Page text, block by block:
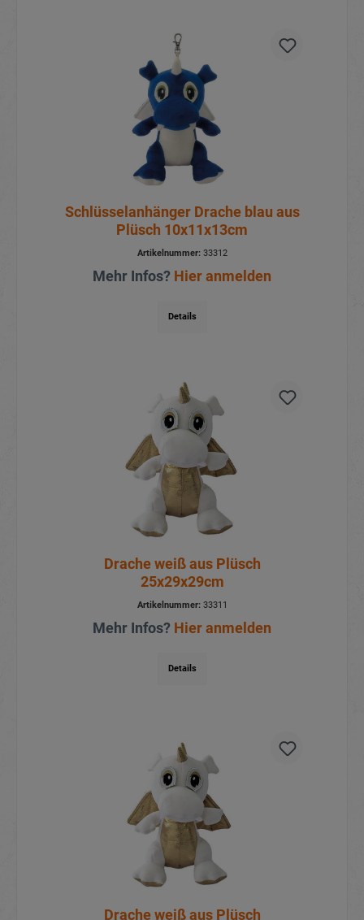
Schlüsselanhänger Drache blau aus
Plüsch 10x11x13cm
Artikelnummer:33312
Mehr Infos? Hier anmelden
Details
Drache weiß aus Plüsch
25x29x29cm
Artikelnummer:33311
Mehr Infos? Hier anmelden
Details
Drache weiß aus Plüsch